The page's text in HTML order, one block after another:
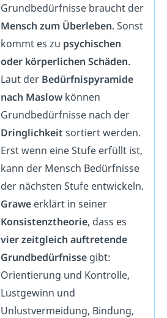
Grundbedürfnisse braucht der
Mensch zum Überleben. Sonst
kommt es zu psychischen
oder körperlichen Schäden.
Laut der Bedürfnispyramide
nach Maslow können
Grundbedürfnisse nach der
Dringlichkeit sortiert werden.
Erst wenn eine Stufe erfüllt ist,
kann der Mensch Bedürfnisse
der nächsten Stufe entwickeln.
Grawe erklärt in seiner
Konsistenztheorie, dass es
vier zeitgleich auftretende
Grundbedürfnisse gibt:
Orientierung und Kontrolle,
Lustgewinn und
Unlustvermeidung, Bindung,